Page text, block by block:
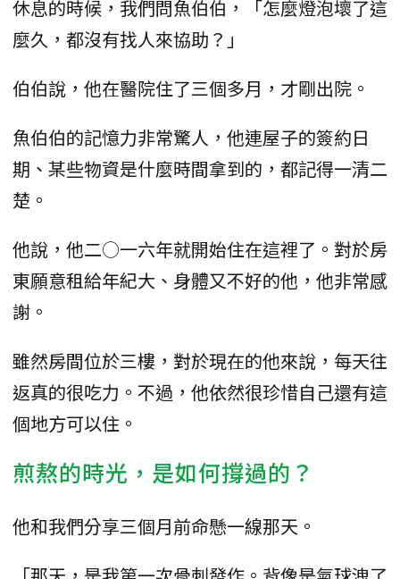
休息的時候，我們問魚伯伯，「怎麼燈泡壞了這
麼久，都沒有找人來協助？」
伯伯說，他在醫院住了三個多月，才剛出院。
魚伯伯的記憶力非常驚人，他連屋子的簽約日
期、某些物資是什麼時間拿到的，都記得一清二
楚。
他說，他二○一六年就開始住在這裡了。對於房
東願意租給年紀大、身體又不好的他，他非常感
謝。
雖然房間位於三樓，對於現在的他來說，每天往
返真的很吃力。不過，他依然很珍惜自己還有這
個地方可以住。
煎熬的時光，是如何撐過的？
他和我們分享三個月前命懸一線那天。